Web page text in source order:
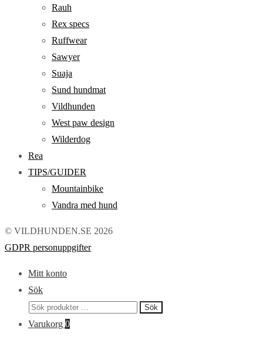
Rauh
Rex specs
Ruffwear
Sawyer
Suaja
Sund hundmat
Vildhunden
West paw design
Wilderdog
Rea
TIPS/GUIDER
Mountainbike
Vandra med hund
© VILDHUNDEN.SE 2026
GDPR personuppgifter
Mitt konto
Sök
Sök
efter:
Sök
Varukorg 0